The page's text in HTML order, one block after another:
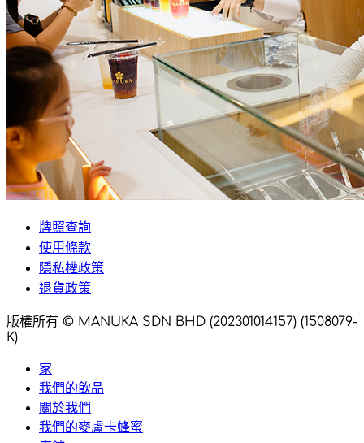
牌照查詢
使用條款
隱私權政策
退貨政策
版權所有 © MANUKA SDN BHD (202301014157) (1508079-
K)
家
我們的飲品
關於我們
我們的麥盧卡蜂蜜